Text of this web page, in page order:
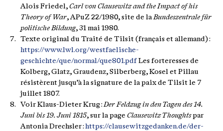
Alois Friedel, Carl von Clausewitz and the Impact of his
Theory of War, APuZ 22/1980, site de laBundeszentrale für
politische Bildung, 31 mai 1980.
Texte original du Traité de Tilsit (français et allemand) :
https://www.lwl.org/westfaelische-
geschichte/que/normal/que801.pdf Les forteresses de
Kolberg, Glatz, Graudenz, Silberberg, Kosel et Pillau
résistèrent jusqu’à la signature de la paix de Tilsit le 7
juillet 1807.
Voir Klaus-Dieter Krug : Der Feldzug in den Tagen des 14.
Juni bis 19. Juni 1815, sur la page Clausewitz Thoughtspar
Antonia Drechsler : https://clausewitzgedanken.de/der-